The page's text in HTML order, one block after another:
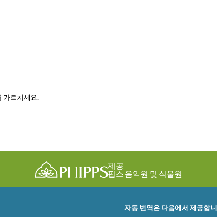
가르치세요.
제공
핍스 음악원 및 식물원
자동 번역은 다음에서 제공합